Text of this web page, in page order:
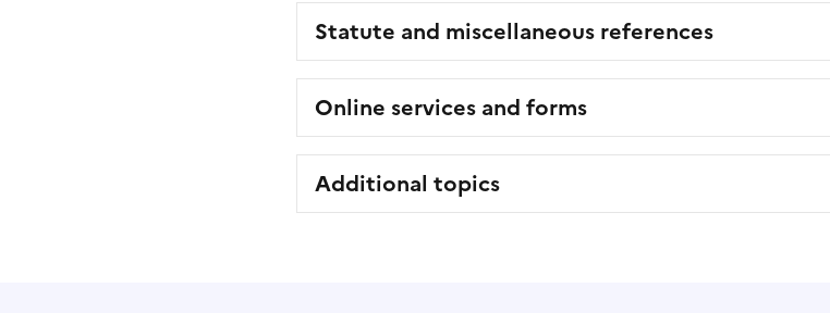
Statute and miscellaneous references
Online services and forms
Additional topics